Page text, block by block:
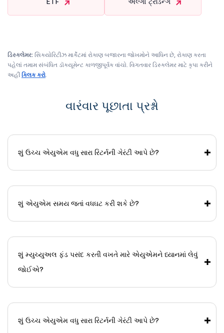
ડિસ્ક્લેમર: સિક્યોરિટીઝ માર્કેટમાં રોકાણ બજારના જોખમોને આધિન છે, રોકાણ કરતા
પહેલાં તમામ સંબંધિત ડૉક્યૂમેન્ટ કાળજીપૂર્વક વાંચો. વિગતવાર ડિસ્ક્લેમર માટે કૃપા કરીને
અહીં ક્લિક કરો
વારંવાર પૂછાતા પ્રશ્નો
શું ઉચ્ચ એયુએમ વધુ સારા રિટર્નની ગેરંટી આપે છે?
શું એયુએમ સમય જતાં વધઘટ કરી શકે છે?
શું મ્યુચ્યુઅલ ફંડ પસંદ કરતી વખતે મારે એયુએમને ધ્યાનમાં લેવું
જોઈએ?
શું ઉચ્ચ એયુએમ વધુ સારા રિટર્નની ગેરંટી આપે છે?